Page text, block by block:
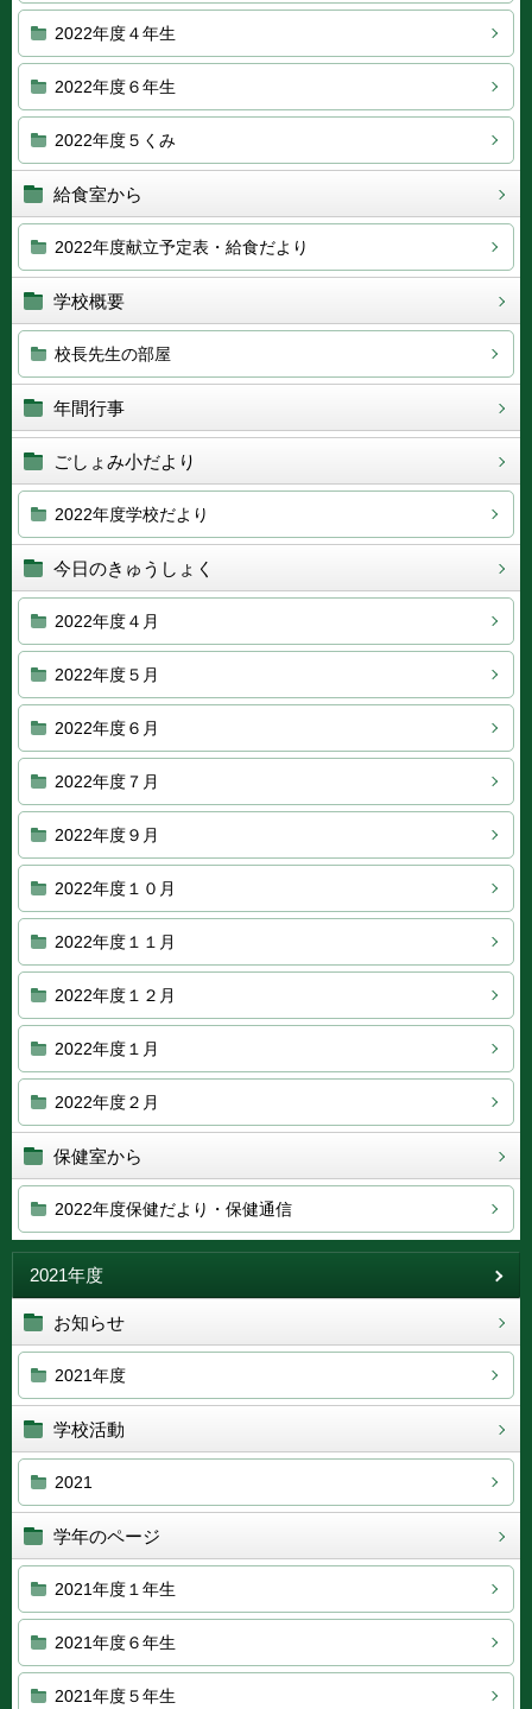
2022年度４年生
2022年度６年生
2022年度５くみ
給食室から
2022年度献立予定表・給食だより
学校概要
校長先生の部屋
年間行事
ごしょみ小だより
2022年度学校だより
今日のきゅうしょく
2022年度４月
2022年度５月
2022年度６月
2022年度７月
2022年度９月
2022年度１０月
2022年度１１月
2022年度１２月
2022年度１月
2022年度２月
保健室から
2022年度保健だより・保健通信
2021年度
お知らせ
2021年度
学校活動
2021
学年のページ
2021年度１年生
2021年度６年生
2021年度５年生